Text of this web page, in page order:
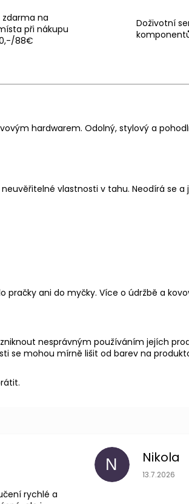
zdarma na
při nákupu
88€
Doživotní
hardwarem. Odolný, stylový a
vlastnosti v tahu. Neodírá se
pračky ani do myčky. Více o údržbě a
nesprávným používáním jejích
se mohou mírně lišit od barev na
5 hvězdiček.
obchodu je
rychlé a
N Nikola
13.7.2026